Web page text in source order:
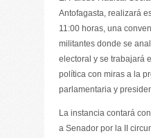
Antofagasta, realizará
11:00 horas, una
militantes donde se
electoral y se trabajará
política con miras a la
parlamentaria y
La instancia contará
a Senador por la II